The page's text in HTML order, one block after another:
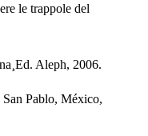
le trappole del
Aleph, 2006.
Pablo, México,